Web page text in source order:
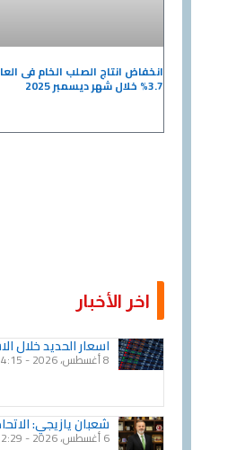
انخفاض انتاج الصلب الخام فى
3.7% خلال شهر ديسمبر 2025
اخر الأخبار
اسعار الحديد خلال
8 أغسطس، 2026 4:15 م
شعبان يازيجي:
6 أغسطس، 2026